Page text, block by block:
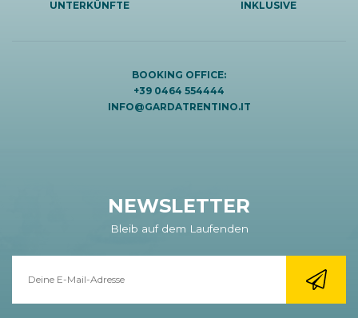
UNTERKÜNFTE INKLUSIVE
BOOKING OFFICE:
+39 0464 554444
INFO@GARDATRENTINO.IT
NEWSLETTER
Bleib auf dem Laufenden